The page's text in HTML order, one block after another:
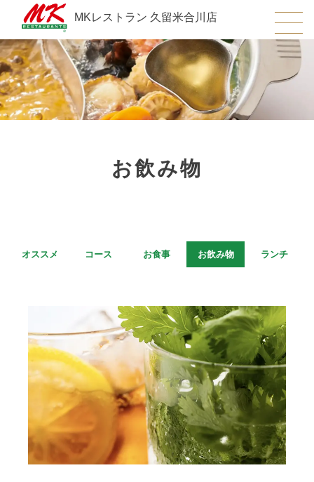
MKレストラン 久留米合川店
お飲み物
オススメ コース お食事 お飲み物 ランチ